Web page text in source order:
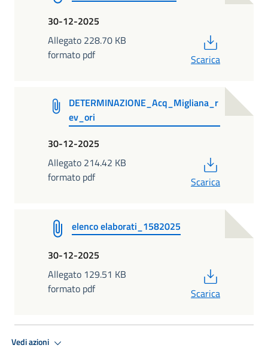
30-12-2025
Allegato 228.70 KB
formato pdf
Scarica
DETERMINAZIONE_Acq_Migliana_r
ev_ori
30-12-2025
Allegato 214.42 KB
formato pdf
Scarica
elenco elaborati_1582025
30-12-2025
Allegato 129.51 KB
formato pdf
Scarica
Vedi azioni